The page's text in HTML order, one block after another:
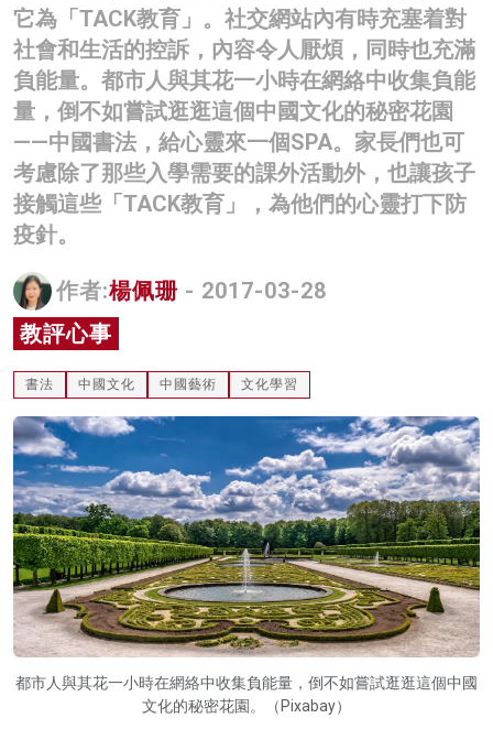
它為「TACK教育」。社交網站內有時充塞着對
社會和生活的控訴，內容令人厭煩，同時也充滿
負能量。都市人與其花一小時在網絡中收集負能
量，倒不如嘗試逛逛這個中國文化的秘密花園
——中國書法，給心靈來一個SPA。家長們也可
考慮除了那些入學需要的課外活動外，也讓孩子
接觸這些「TACK教育」，為他們的心靈打下防
疫針。
作者:楊佩珊 - 2017-03-28
教評心事
書法 中國文化 中國藝術 文化學習
都市人與其花一小時在網絡中收集負能量，倒不如嘗試逛逛這個中國
文化的秘密花園。（Pixabay）